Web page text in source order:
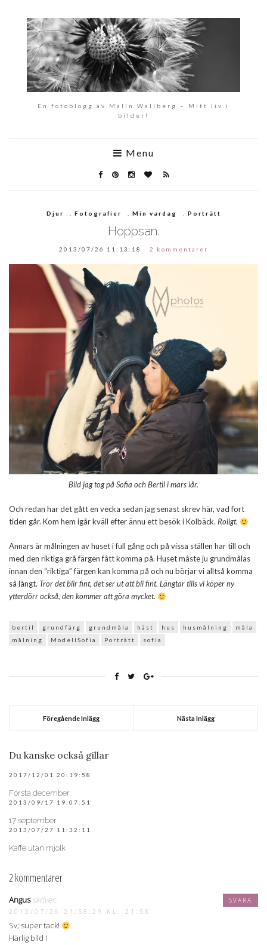
En fotoblogg av Malin Wallberg – Mitt liv i
bilder!
Menu
Djur Fotografier Min vardag Porträtt
Hoppsan.
2013/07/26 11:13:18 2 kommentarer
Bild jag tog på Sofia och Bertil i mars iår.
Och redan har det gått en vecka sedan jag senast skrev här, vad fort
tiden går. Kom hem igår kväll efter ännu ett besök i Kolbäck. Roligt.
Annars är målningen av huset i full gång och på vissa ställen har till och
med den riktiga grå färgen fått komma på. Huset måste ju grundmålas
innan den “riktiga” färgen kan komma på och nu börjar vi alltså komma
så långt. Tror det blir fint, det ser ut att bli fint. Längtar tills vi köper ny
ytterdörr också, den kommer att göra mycket.
bertil grundfärg grundmåla häst hus husmålning
måla
målning
ModellSofia Porträtt sofia
Föregående Inlägg Nästa Inlägg
Du kanske också gillar
2017/12/01 20:19:58
Första december
2013/09/17 19:07:51
17 september
2013/07/27 11:32:11
Kaffe utan mjölk
2 kommentarer
Angus skriver:
2013/07/26 21:58:29 KL. 21:58
Sv; super tack!
Härlig bild !
SVARA